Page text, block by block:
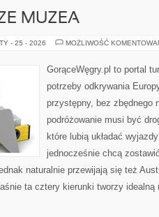
MUZEA
- 25 - 2026 MOŻLIWOŚĆ
GorąceWęgry.pl to portal
potrzeby odkrywania
przystępny, bez zbędnego
podróżowanie musi być
które lubią układać
jednocześnie chcą
naturalnie przewijają się też
ta cztery kierunki tworzy